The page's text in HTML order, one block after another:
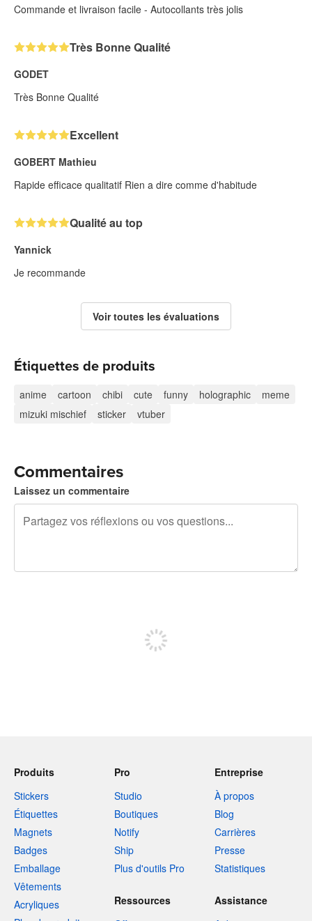
Commande et livraison facile - Autocollants très jolis
Très Bonne Qualité
GODET
Très Bonne Qualité
Excellent
GOBERT Mathieu
Rapide efficace qualitatif Rien a dire comme d'habitude
Qualité au top
Yannick
Je recommande
Voir toutes les évaluations
Étiquettes de produits
anime cartoon chibi cute funny holographic
meme
mizuki mischief
sticker vtuber
Commentaires
Laissez un commentaire
Produits
Stickers
Étiquettes
Magnets
Badges
Emballage
Vêtements
Acryliques
Pro
Studio
Boutiques
Notify
Ship
Plus d'outils Pro
Entreprise
À propos
Blog
Carrières
Presse
Statistiques
Ressources
Assistance